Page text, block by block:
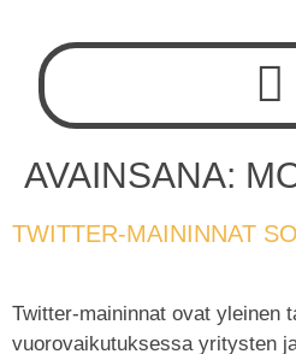
AVAINSANA:
TWITTER-MAININNAT
Twitter-maininnat ovat yleinen
vuorovaikutuksessa yritysten